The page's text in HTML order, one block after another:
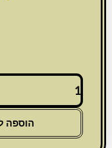
כמות
של
כיסוי
דגם
הוספה